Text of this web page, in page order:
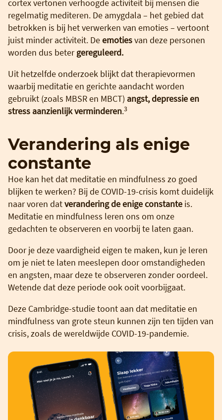
cortex vertonen verhoogde activiteit bij mensen die
regelmatig mediteren. De amygdala – het gebied dat
betrokken is bij het verwerken van emoties – vertoont
juist minder activiteit. Deemotiesvan deze personen
worden dus betergereguleerd.
Uit hetzelfde onderzoek blijkt dat therapievormen
waarbij meditatie en gerichte aandacht worden
gebruikt (zoals MBSR en MBCT) angst, depressie en
stress aanzienlijk verminderen.3
Verandering als enige
constante
Hoe kan het dat meditatie en mindfulness zo goed
blijken te werken? Bij de COVID-19-crisis komt duidelijk
naar voren datverandering de enige constante is.
Meditatie en mindfulness leren ons om onze
gedachten te observeren en voorbij te laten gaan.
Door je deze vaardigheid eigen te maken, kun je leren
om je niet te laten meeslepen door omstandigheden
en angsten, maar deze te observeren zonder oordeel.
Wetende dat deze periode ook ooit voorbijgaat.
Deze Cambridge-studie toont aan dat meditatie en
mindfulness van grote steun kunnen zijn ten tijden van
crisis, zoals de wereldwijde COVID-19-pandemie.